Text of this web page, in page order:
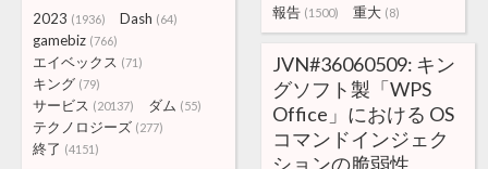
2023 (1936) Dash (64)
gamebiz (766)
エイベックス (71)
キング (79)
サービス (20137) ダム (55)
テクノロジーズ (277)
終了 (4151)
報告 (1500) 重大 (8)
JVN#36060509: キン
グソフト製「WPS
Office」における OS
コマンドインジェク
ションの脆弱性